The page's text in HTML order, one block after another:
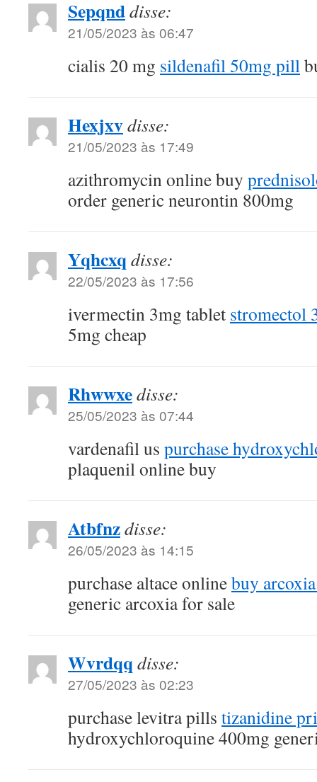
Sepqnddisse:
21/05/2023 às 06:47
cialis 20 mg sildenafil 50mg pill
Hexjxvdisse:
21/05/2023 às 17:49
azithromycin online buy
order generic neurontin 800mg
Yqhcxq disse:
22/05/2023 às 17:56
ivermectin 3mg tablet stromectol
5mg cheap
Rhwwxedisse:
25/05/2023 às 07:44
vardenafil us purchase
plaquenil online buy
Atbfnzdisse:
26/05/2023 às 14:15
purchase altace onlinebuy
generic arcoxia for sale
Wvrdqq disse:
27/05/2023 às 02:23
purchase levitra pills tizanidine
hydroxychloroquine 400mg